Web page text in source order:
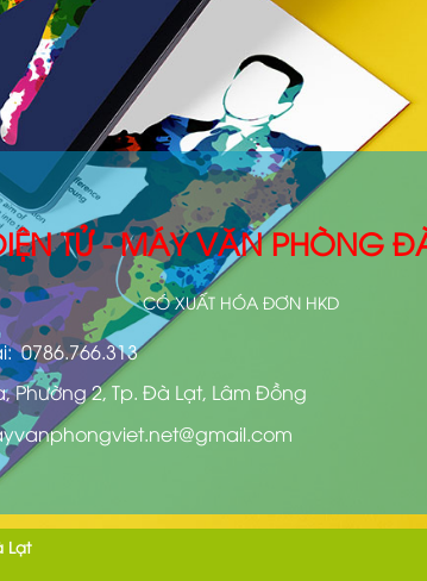
TỬ - MÁY VĂN PHÒNG
CÓ XUẤT HÓA ĐƠN HKD
0786.766.313
Phường 2, Tp. Đà Lạt, Lâm Đồng
Lạt